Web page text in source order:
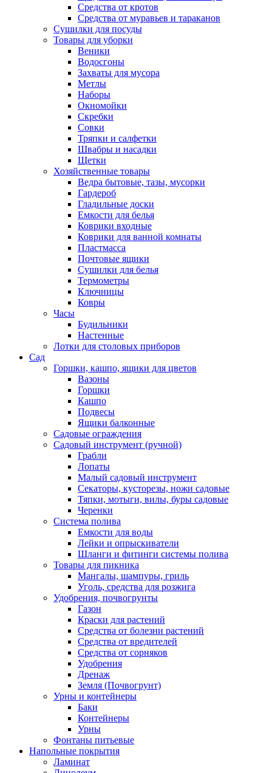
Средства от кротов
Средства от муравьев и тараканов
Сушилки для посуды
Товары для уборки
Веники
Водосгоны
Захваты для мусора
Метлы
Наборы
Окномойки
Скребки
Совки
Тряпки и салфетки
Швабры и насадки
Щетки
Хозяйственные товары
Ведра бытовые, тазы, мусорки
Гардероб
Гладильные доски
Емкости для белья
Коврики входные
Коврики для ванной комнаты
Пластмасса
Почтовые ящики
Сушилки для белья
Термометры
Ключницы
Ковры
Часы
Будильники
Настенные
Лотки для столовых приборов
Сад
Горшки, кашпо, ящики для цветов
Вазоны
Горшки
Кашпо
Подвесы
Ящики балконные
Садовые ограждения
Садовый инструмент (ручной)
Грабли
Лопаты
Малый садовый инструмент
Секаторы, кусторезы, ножи садовые
Тяпки, мотыги, вилы, буры садовые
Черенки
Система полива
Емкости для воды
Лейки и опрыскиватели
Шланги и фитинги системы полива
Товары для пикника
Мангалы, шампуры, гриль
Уголь, средства для розжига
Удобрения, почвогрунты
Газон
Краски для растений
Средства от болезни растений
Средства от вредителей
Средства от сорняков
Удобрения
Дренаж
Земля (Почвогрунт)
Урны и контейнеры
Баки
Контейнеры
Урны
Фонтаны питьевые
Напольные покрытия
Ламинат